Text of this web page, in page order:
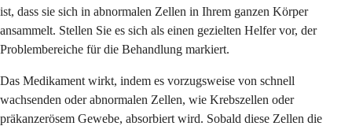
ist, dass sie sich in abnormalen Zellen in Ihrem ganzen Körper
ansammelt. Stellen Sie es sich als einen gezielten Helfer vor, der
Problembereiche für die Behandlung markiert.
Das Medikament wirkt, indem es vorzugsweise von schnell
wachsenden oder abnormalen Zellen, wie Krebszellen oder
präkanzerösem Gewebe, absorbiert wird. Sobald diese Zellen die